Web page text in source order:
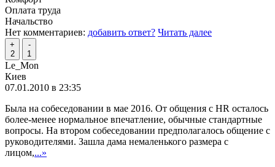
Оплата труда
Начальство
Нет комментариев: добавить ответ? Читать далее
+
2
-
1
Le_Mon
Киев
07.01.2010 в 23:35
Была на собеседовании в мае 2016. От общения с HR осталось
более-менее нормальное впечатление, обычные стандартные
вопросы. На втором собеседовании предполагалось общение с
руководителями. Зашла дама немаленького размера с
лицом,...»